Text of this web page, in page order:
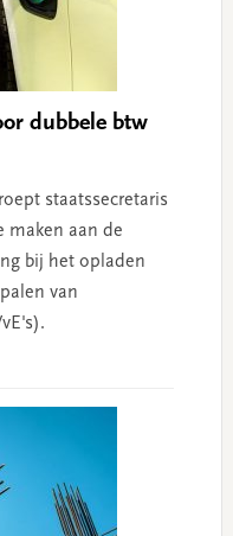
dubbele btw
staatssecretaris
maken aan de
bij het opladen
van